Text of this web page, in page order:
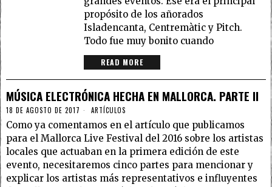
propósito de los añorados
Isladencanta, Centremàtic y Pitch.
Todo fue muy bonito cuando
READ MORE
MÚSICA ELECTRÓNICA HECHA EN MALLORCA. PARTE II
18 DE AGOSTO DE 2017 ARTÍCULOS
Como ya comentamos en el artículo que publicamos
para el Mallorca Live Festival del 2016 sobre los artistas
locales que actuaban en la primera edición de este
evento, necesitaremos cinco partes para mencionar y
explicar los artistas más representativos e influyentes